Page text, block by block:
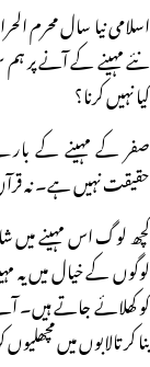
اسلامی نیا سال محرم
نئے مہینے کے آنے پر ہم
کیا نہیں کرنا؟
صفر کے مہینے کے
حقیقت نہیں ہے۔ نہ
کچھ لوگ اس مہینے میں
لوگوں کے خیال میں یہ
بنا کر تالابوں میں